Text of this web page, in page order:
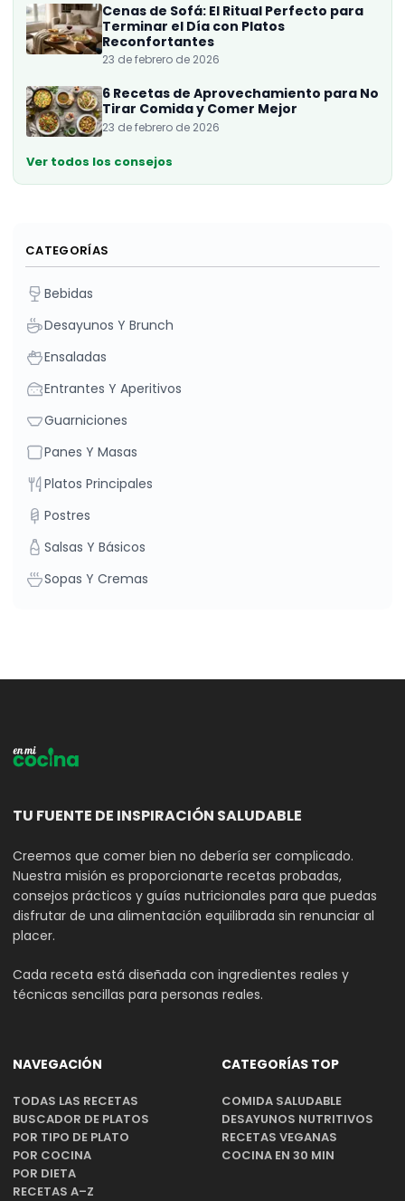
Cenas de Sofá: El Ritual Perfecto para
Terminar el Día con Platos
Reconfortantes
23 de febrero de 2026
6 Recetas de Aprovechamiento para No
Tirar Comida y Comer Mejor
23 de febrero de 2026
Ver todos los consejos
CATEGORÍAS
Bebidas
Desayunos Y Brunch
Ensaladas
Entrantes Y Aperitivos
Guarniciones
Panes Y Masas
Platos Principales
Postres
Salsas Y Básicos
Sopas Y Cremas
TU FUENTE DE INSPIRACIÓN SALUDABLE
Creemos que comer bien no debería ser complicado.
Nuestra misión es proporcionarte recetas probadas,
consejos prácticos y guías nutricionales para que puedas
disfrutar de una alimentación equilibrada sin renunciar al
placer.
Cada receta está diseñada con ingredientes reales y
técnicas sencillas para personas reales.
NAVEGACIÓN
TODAS LAS RECETAS
BUSCADOR DE PLATOS
POR TIPO DE PLATO
POR COCINA
POR DIETA
RECETAS A–Z
CATEGORÍAS TOP
COMIDA SALUDABLE
DESAYUNOS NUTRITIVOS
RECETAS VEGANAS
COCINA EN 30 MIN